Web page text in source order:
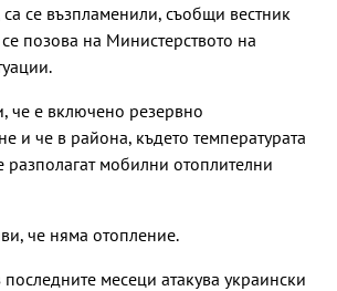
се възпламенили, съобщи вестник
се позова на Министерството на
че е включено резервно
и че в района, където температурата
разполагат мобилни отоплителни
че няма отопление.
последните месеци атакува украински